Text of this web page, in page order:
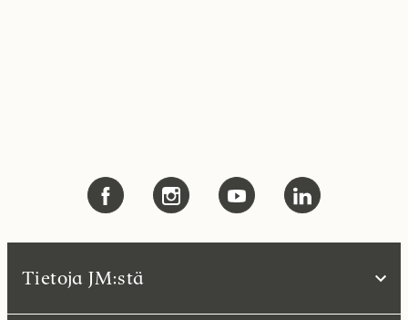
Tietoja JM:stä